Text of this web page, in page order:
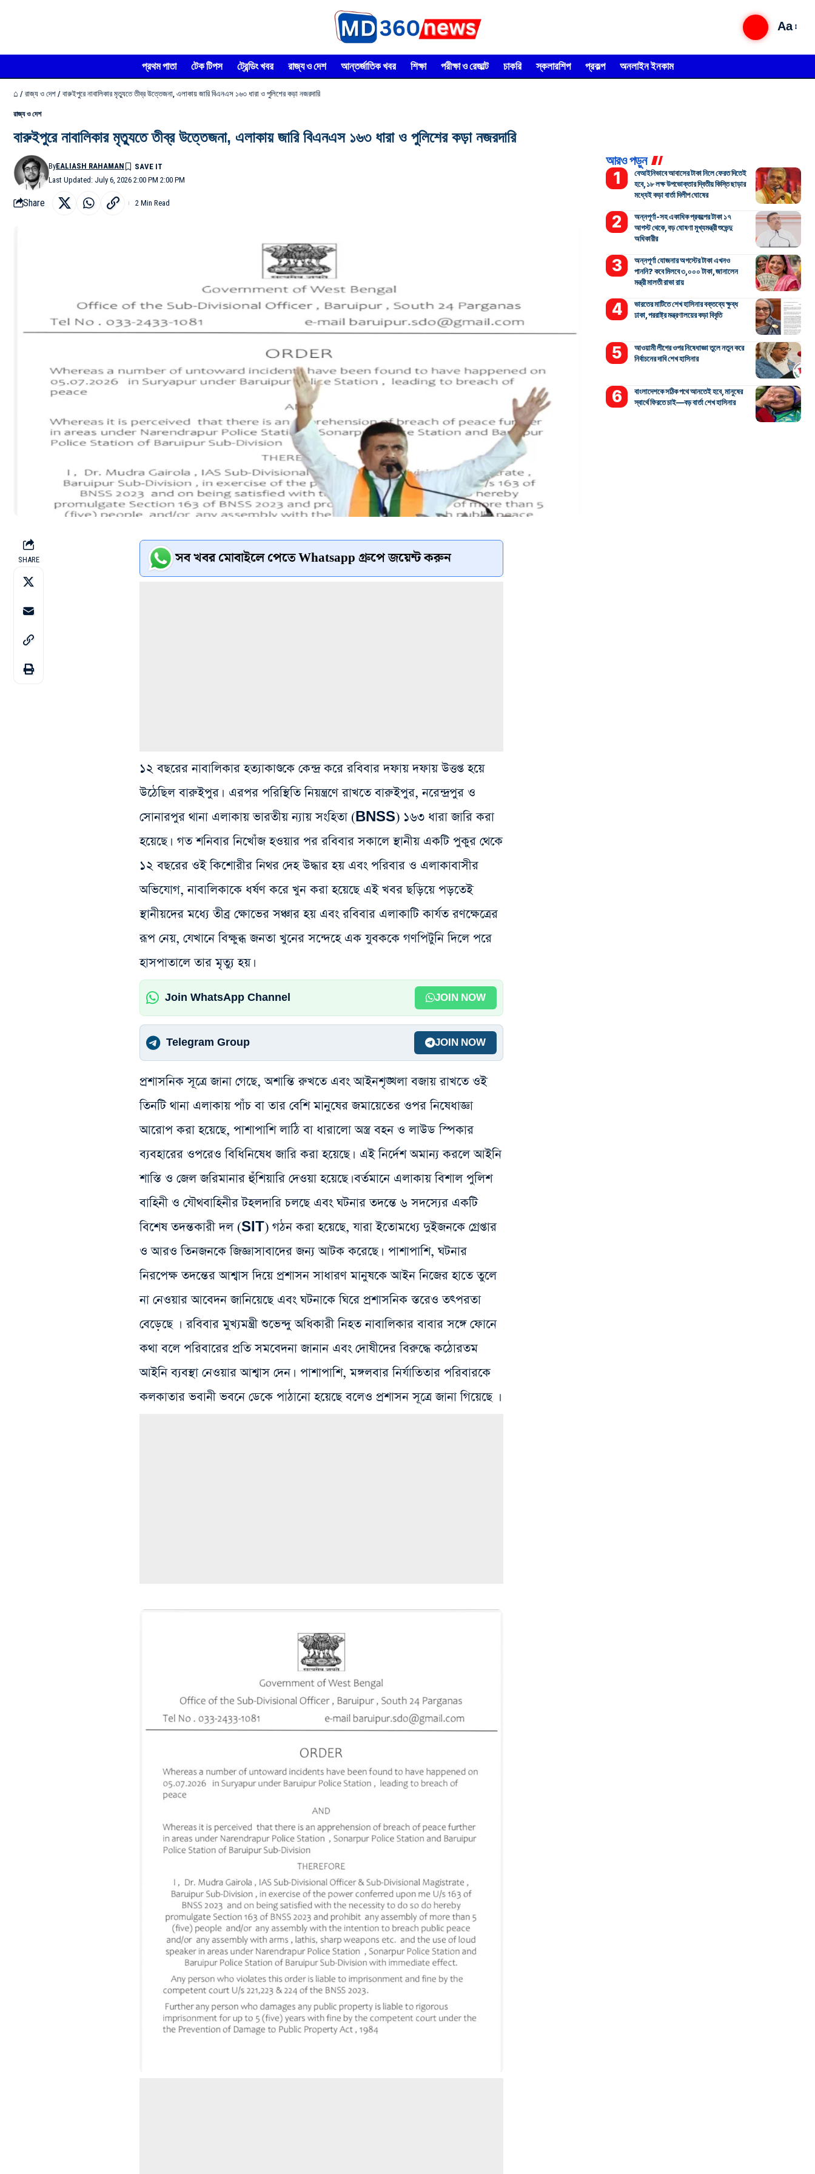
Aa
প্রথম পাতা টেক টিপস ট্রেন্ডিং খবর রাজ্য ও দেশ আন্তর্জাতিক খবর শিক্ষা পরীক্ষা ও রেজাল্ট চাকরি স্কলারশিপ প্রকল্প অনলাইন ইনকাম
⌂ / রাজ্য ও দেশ / বারুইপুরে নাবালিকার মৃত্যুতে তীব্র উত্তেজনা, এলাকায় জারি বিএনএস ১৬৩ ধারা ও পুলিশের কড়া নজরদারি
রাজ্য ও দেশ
বারুইপুরে নাবালিকার মৃত্যুতে তীব্র উত্তেজনা, এলাকায় জারি বিএনএস ১৬৩ ধারা ও পুলিশের কড়া নজরদারি
Last Updated: July 6, 2026 2:00 PM 2:00 PM
ByEALIASH RAHAMAN
Share 2 Min Read
SHARE সব খবর মোবাইলে পেতে Whatsapp গ্রুপে জয়েন্ট করুন
১২ বছরের নাবালিকার হত্যাকাণ্ডকে কেন্দ্র করে রবিবার দফায় দফায় উত্তপ্ত হয়ে
উঠেছিল বারুইপুর। এরপর পরিস্থিতি নিয়ন্ত্রণে রাখতে বারুইপুর, নরেন্দ্রপুর ও
সোনারপুর থানা এলাকায় ভারতীয় ন্যায় সংহিতা (BNSS) ১৬৩ ধারা জারি করা
হয়েছে। গত শনিবার নিখোঁজ হওয়ার পর রবিবার সকালে স্থানীয় একটি পুকুর থেকে
১২ বছরের ওই কিশোরীর নিথর দেহ উদ্ধার হয় এবং পরিবার ও এলাকাবাসীর
অভিযোগ, নাবালিকাকে ধর্ষণ করে খুন করা হয়েছে এই খবর ছড়িয়ে পড়তেই
স্থানীয়দের মধ্যে তীব্র ক্ষোভের সঞ্চার হয় এবং রবিবার এলাকাটি কার্যত রণক্ষেত্রের
রূপ নেয়, যেখানে বিক্ষুব্ধ জনতা খুনের সন্দেহে এক যুবককে গণপিটুনি দিলে পরে
হাসপাতালে তার মৃত্যু হয়।
Join WhatsApp Channel JOIN NOW
Telegram Group JOIN NOW
প্রশাসনিক সূত্রে জানা গেছে, অশান্তি রুখতে এবং আইনশৃঙ্খলা বজায় রাখতে ওই
তিনটি থানা এলাকায় পাঁচ বা তার বেশি মানুষের জমায়েতের ওপর নিষেধাজ্ঞা
আরোপ করা হয়েছে, পাশাপাশি লাঠি বা ধারালো অস্ত্র বহন ও লাউড স্পিকার
ব্যবহারের ওপরেও বিধিনিষেধ জারি করা হয়েছে। এই নির্দেশ অমান্য করলে আইনি
শাস্তি ও জেল জরিমানার হুঁশিয়ারি দেওয়া হয়েছে। বর্তমানে এলাকায় বিশাল পুলিশ
বাহিনী ও যৌথবাহিনীর টহলদারি চলছে এবং ঘটনার তদন্তে ৬ সদস্যের একটি
বিশেষ তদন্তকারী দল (SIT) গঠন করা হয়েছে, যারা ইতোমধ্যে দুইজনকে গ্রেপ্তার
ও আরও তিনজনকে জিজ্ঞাসাবাদের জন্য আটক করেছে। পাশাপাশি, ঘটনার
নিরপেক্ষ তদন্তের আশ্বাস দিয়ে প্রশাসন সাধারণ মানুষকে আইন নিজের হাতে তুলে
না নেওয়ার আবেদন জানিয়েছে এবং ঘটনাকে ঘিরে প্রশাসনিক স্তরেও তৎপরতা
বেড়েছে । রবিবার মুখ্যমন্ত্রী শুভেন্দু অধিকারী নিহত নাবালিকার বাবার সঙ্গে ফোনে
কথা বলে পরিবারের প্রতি সমবেদনা জানান এবং দোষীদের বিরুদ্ধে কঠোরতম
আইনি ব্যবস্থা নেওয়ার আশ্বাস দেন। পাশাপাশি, মঙ্গলবার নির্যাতিতার পরিবারকে
কলকাতার ভবানী ভবনে ডেকে পাঠানো হয়েছে বলেও প্রশাসন সূত্রে জানা গিয়েছে ।
আরও পড়ুন
বেআইনিভাবে আবাসের টাকা নিলে ফেরত দিতেই
হবে, ১৮ লক্ষ উপভোক্তার দ্বিতীয় কিস্তি ছাড়ার
মধ্যেই কড়া বার্তা দিলীপ ঘোষের
অন্নপূর্ণা-সহ একাধিক প্রকল্পের টাকা ১৭
আগস্ট থেকে, বড় ঘোষণা মুখ্যমন্ত্রী শুভেন্দু
অধিকারীর
অন্নপূর্ণা যোজনার অগস্টের টাকা এখনও
পাননি? কবে মিলবে ৩,০০০ টাকা, জানালেন
মন্ত্রী মালতী রাভা রায়
ভারতের মাটিতে শেখ হাসিনার বক্তব্যে ক্ষুব্ধ
ঢাকা, পররাষ্ট্র মন্ত্রণালয়ের কড়া বিবৃতি
আওয়ামী লীগের ওপর নিষেধাজ্ঞা তুলে নতুন করে
নির্বাচনের দাবি শেখ হাসিনার
বাংলাদেশকে সঠিক পথে আনতেই হবে, মানুষের
স্বার্থে ফিরতে চাই—বড় বার্তা শেখ হাসিনার